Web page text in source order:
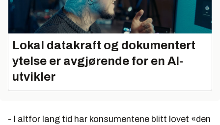
Lokal datakraft og dokumentert
ytelse er avgjørende for en AI-
utvikler
- I altfor lang tid har konsumentene blitt lovet «den